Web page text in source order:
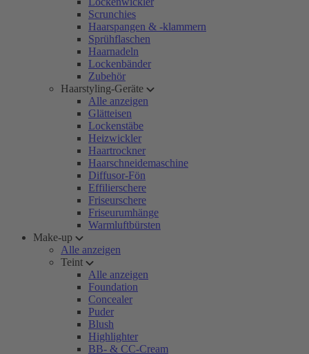
Scrunchies
Haarspangen & -klammern
Sprühflaschen
Haarnadeln
Lockenbänder
Zubehör
Haarstyling-Geräte
Alle anzeigen
Glätteisen
Lockenstäbe
Heizwickler
Haartrockner
Haarschneidemaschine
Diffusor-Fön
Effilierschere
Friseurschere
Friseurumhänge
Warmluftbürsten
Make-up
Alle anzeigen
Teint
Alle anzeigen
Foundation
Concealer
Puder
Blush
Highlighter
BB- & CC-Cream